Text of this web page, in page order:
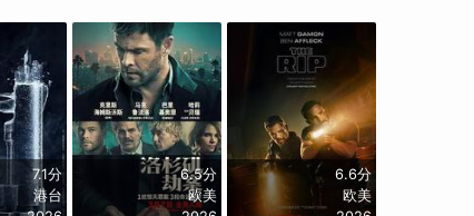
7.1分
港台
6.5分
欧美
6.6分
欧美